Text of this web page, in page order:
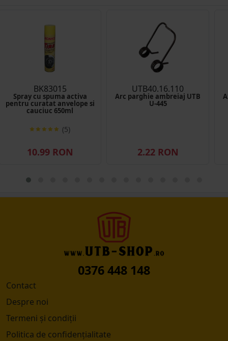
BK83015
Spray cu spuma activa
pentru curatat anvelope si
cauciuc 650ml
(5)
10.99 RON
UTB40.16.110
Arc parghie ambreiaj UTB
U-445
2.22 RON
0376 448 148
Contact
Despre noi
Termeni și condiții
Politica de confidențialitate